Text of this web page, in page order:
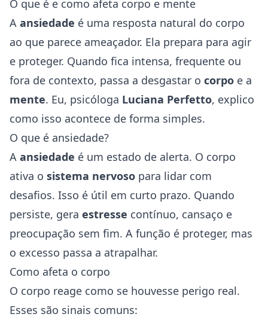
O que é e como afeta corpo e mente
A ansiedade é uma resposta natural do corpo
ao que parece ameaçador. Ela prepara para agir
e proteger. Quando fica intensa, frequente ou
fora de contexto, passa a desgastar o corpo e a
mente. Eu, psicóloga Luciana Perfetto, explico
como isso acontece de forma simples.
O que é ansiedade?
A ansiedade é um estado de alerta. O corpo
ativa o sistema nervoso para lidar com
desafios. Isso é útil em curto prazo. Quando
persiste, gera estresse contínuo, cansaço e
preocupação sem fim. A função é proteger, mas
o excesso passa a atrapalhar.
Como afeta o corpo
O corpo reage como se houvesse perigo real.
Esses são sinais comuns: